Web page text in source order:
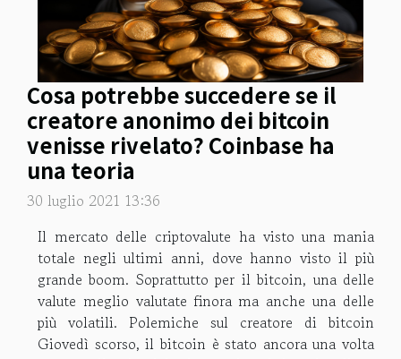
Cosa potrebbe succedere se il
creatore anonimo dei bitcoin
venisse rivelato? Coinbase ha
una teoria
30 luglio 2021 13:36
Il mercato delle criptovalute ha visto una mania
totale negli ultimi anni, dove hanno visto il più
grande boom. Soprattutto per il bitcoin, una delle
valute meglio valutate finora ma anche una delle
più volatili. Polemiche sul creatore di bitcoin
Giovedì scorso, il bitcoin è stato ancora una volta